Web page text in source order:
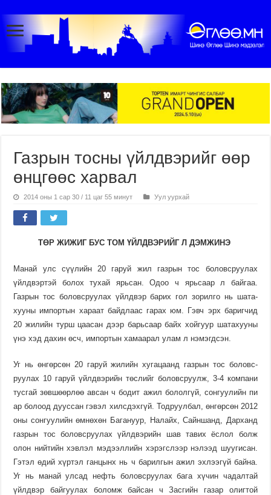
Газрын тосны үйлдвэрийг өөр
өнцгөөс харвал
2014 оны 1 сар 30 / 11 цаг 55 минут Уул уурхай
ТӨР ЖИЖИГ БУС ТОМ ҮЙЛДВЭРИЙГ Л ДЭМЖИНЭ
Манай улс сүүлийн 20 гаруй жил газрын тос боловсруулах
үйлдвэртэй болох тухай ярьсан. Одоо ч ярьсаар л байгаа.
Газрын тос боловсруулах үйлдвэр барих гол зорилго нь шата­
хууны импор­тын хараат байдлаас гарах юм. Гэвч эрх баригчид
20 жилийн турш цаасан дээр барьсаар байх хойгуур шата­хууны
үнэ хэд дахин өсч, импортын хамаарал улам л нэмэгдсэн.
Уг нь өнгөрсөн 20 гаруй жилийн хуга­цаанд газрын тос боловс­
руулах 10 гаруй үйлдвэ­рийн төслийг боловсруулж, 3-4 компани
тусгай зөвшөөрлөө авсан ч бодит ажил бололгүй, сонгуу­лийн пи
ар бо­лоод дууссан гэвэл хилсдэх­гүй. Тодруулбал, өнгөрсөн 2012
оны сон­гуулийн өмнөхөн Багануур, Налайх, Сайн­шанд, Дарханд
газ­рын тос боловс­руулах үйлд­вэрийн шав тавих ёслол болж
олон ний­тийн хэвлэл мэдээллийн хэрэгслээр нэлээд шуу­гисан.
Гэтэл өдий хүртэл ган­цынх нь ч барил­гын ажил эхлээ­гүй байна.
Уг нь ма­най улсад нефть боловсруулах бага хүчин чадал­тай
үйлдвэр бай­гуулах бо­ломж байсан ч Засгийн газар олиг­той